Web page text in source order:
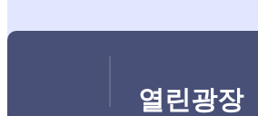
열린광장